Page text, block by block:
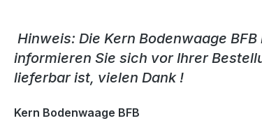
Hinweis: Die Kern Bodenwaage
informieren Sie sich vor Ihrer
lieferbar ist, vielen Dank !
Kern Bodenwaage BFB